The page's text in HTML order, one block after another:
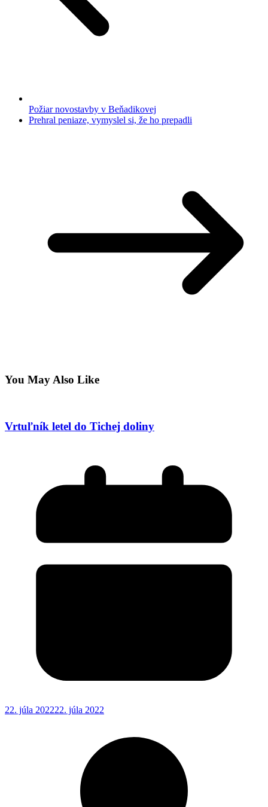
Požiar novostavby v Beňadikovej
Prehral peniaze, vymyslel si, že ho prepadli
You May Also Like
Vrtuľník letel do Tichej doliny
22. júla 202222. júla 2022